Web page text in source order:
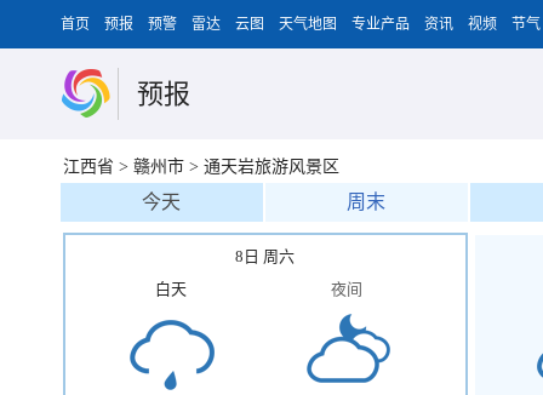
首页 预报 预警 雷达 云图 天气地图 专业产品 资讯 视频 节气
预报
江西省 > 赣州市 > 通天岩旅游风景区
今天 周末
8日 周六
白天
夜间